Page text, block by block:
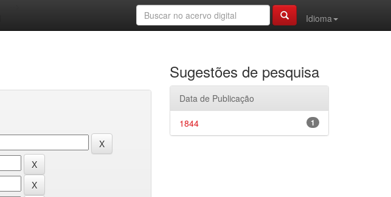
Idioma
Sugestões de pesquisa
Data de Publicação
1
1844